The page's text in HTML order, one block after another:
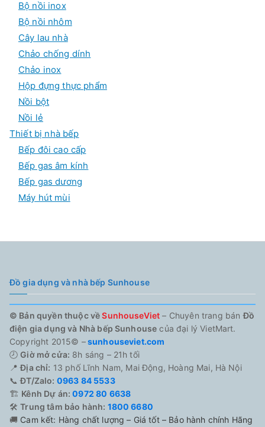
Bộ nồi inox
Bộ nồi nhôm
Cây lau nhà
Chảo chống dính
Chảo inox
Hộp đựng thực phẩm
Nồi bột
Nồi lẻ
Thiết bị nhà bếp
Bếp đôi cao cấp
Bếp gas âm kính
Bếp gas dương
Máy hút mùi
Đồ gia dụng và nhà bếp Sunhouse
© Bản quyền thuộc vềSunhouseViet – Chuyên trang bánĐồ
điện gia dụng và Nhà bếp Sunhouse của đại lý VietMart.
Copyright 2015© –sunhouseviet.com
🕗Giờ mở cửa: 8h sáng – 21h tối
📍Địa chỉ: 13 phố Lĩnh Nam, Mai Động, Hoàng Mai, Hà Nội
📞ĐT/Zalo: 0963 84 5533
🏗️ Kênh Dự án: 0972 80 6638
🛠️Trung tâm bảo hành: 1800 6680
🚚 Cam kết: Hàng chất lượng – Giá tốt – Bảo hành chính Hãng